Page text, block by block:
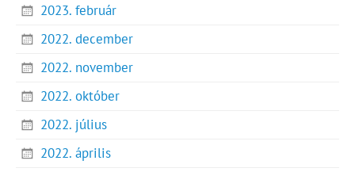
2023. február
2022. december
2022. november
2022. október
2022. július
2022. április